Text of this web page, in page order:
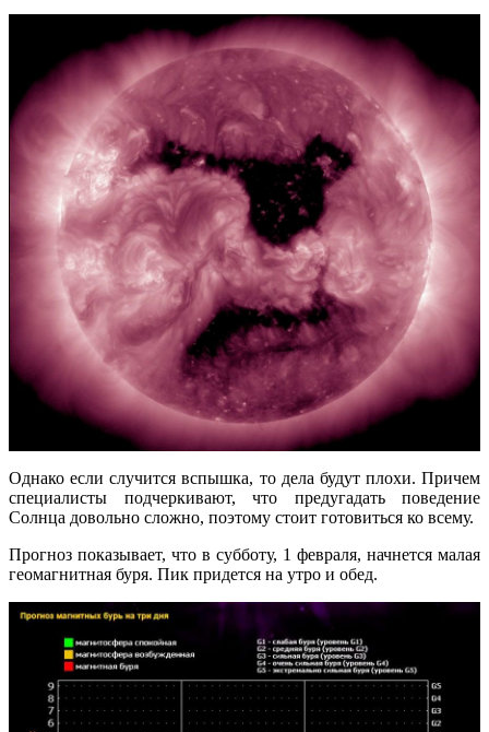
Однако если случится вспышка, то дела будут плохи. Причем
специалисты подчеркивают, что предугадать поведение
Солнца довольно сложно, поэтому стоит готовиться ко всему.
Прогноз показывает, что в субботу, 1 февраля, начнется малая
геомагнитная буря. Пик придется на утро и обед.